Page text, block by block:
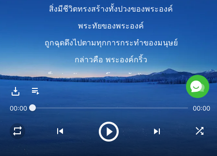
สิ่งมีชีวิตทรงสร้างทั้งปวงของพระองค์
พระทัยของพระองค์
ถูกฉุดดึงไปตามทุกการกระทำของมนุษย์
กล่าวคือ พระองค์กริ้ว
เป็นห่วงกังวล และโศกเศร้ากับความเลว
พระองค์ทรงรู้สึกยินดีและชื่นบาน
อีกทั้งทรงเปลี่ยนพระทัยและทรงปีติกับการกลับใจใหม่
การเชื่อ และการนบนอบของมนุษย์
00:00 00:00